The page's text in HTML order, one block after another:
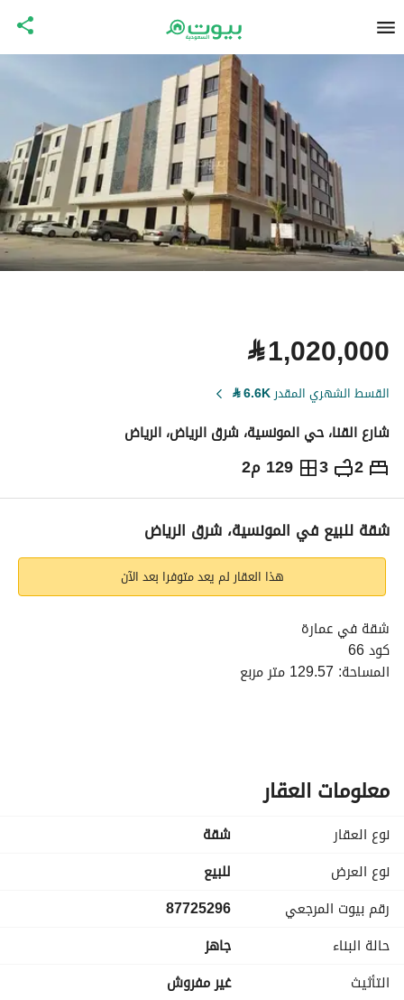
⃁1,020,000
القسط الشهري المقدر6.6K
⃁
شارع القنا، حي المونسية، شرق الرياض، الرياض
2
3 129 م2 ⃁
1,020,000
التفاصيل معلومات ترخيص الإعلان
شقة للبيع في المونسية، شرق الرياض
هذا العقار لم يعد متوفرا بعد الآن
شقة في عمارة
كود 66
المساحة: 129.57 متر مربع
مجلس - غرفتين نوم- صالة - مطبخ - مستودع - 3 دورات مياه
راكب مصعد - موقف سيارة - واصل كهرباء - واصل مياه
معلومات العقار
نوع العقار
شقة
نوع العرض
للبيع
رقم بيوت المرجعي
87725296
حالة البناء
جاهز
التأثيث
غير مفروش